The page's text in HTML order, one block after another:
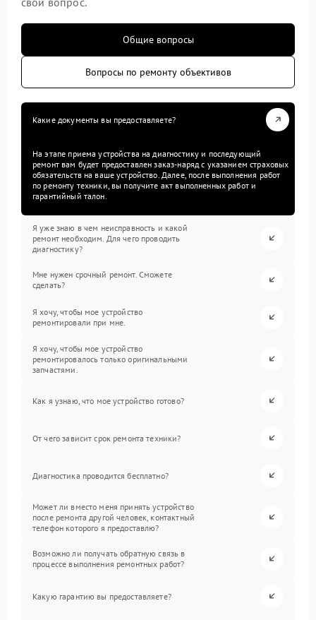
Общие вопросы
Вопросы по ремонту объективов
Какие документы вы предоставляете?
На этапе приема устройства на диагностику и последующий
ремонт вам будет предоставлен заказ-наряд с указанием страховых
обязательств на ваше устройство. Далее, после выполнения работ
по ремонту техники, вы получите акт выполненных работ и
гарантийный талон.
Я уже знаю в чем неисправность и какой
ремонт необходим. Для чего проводить
диагностику?
Мне нужен срочный ремонт. Сможете
сделать?
Я хочу, чтобы мое устройство
ремонтировали при мне.
Я хочу, чтобы мое устройство
ремонтировалось только оригинальными
запчастями.
Как я узнаю, что мое устройство готово?
От чего зависит срок ремонта техники?
Диагностика проводится бесплатно?
Может ли вместо меня принять устройство
после ремонта другой человек, контактный
телефон которого я предоставлю?
Возможно ли получать обратную связь в
процессе выполнения ремонтных работ?
Какую гарантию вы предоставляете?